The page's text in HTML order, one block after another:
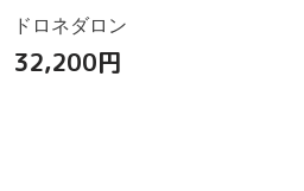
ドロネダロン
32,200円